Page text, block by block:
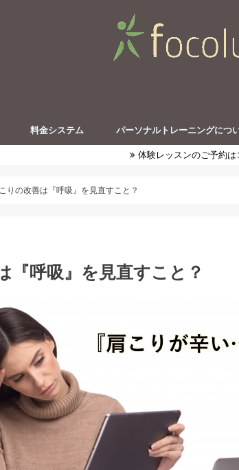
料金システム パーソナルトレーニングにつ
体験レッスンのご予約は
りの改善は『呼吸』を見直すこと？
『呼吸』を見直すこと？